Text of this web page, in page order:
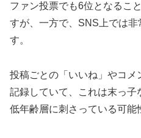
ファン投票でも6位となるこ
すが、一方で、SNS上では非
す​。
投稿ごとの「いいね」やコ
記録していて、これは末っ子
低年齢層に刺さっている可能